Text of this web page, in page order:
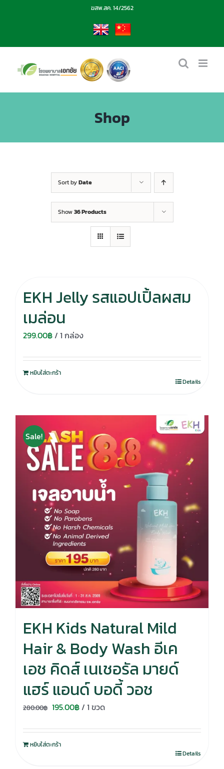
ฆสพ.สค. 14/2562
EN CN
Shop
Sort byDate
Show36 Products
EKH Jelly รสแอปเปิ้ลผสม
เมล่อน
299.00฿/ 1 กล่อง
หยิบใส่ตะกร้า
Details
Sale!
EKH Kids Natural Mild
Hair & Body Wash อีเค
เอช คิดส์ เนเชอรัล มายด์
แฮร์ แอนด์ บอดี้ วอช
280.00฿ Original
was:
280.00฿.
195.00฿Current
is:
/ 1 ขวด
หยิบใส่ตะกร้า
Details